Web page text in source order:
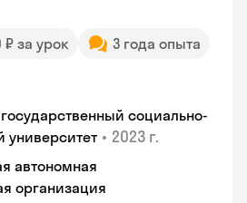
₽ за урок
3 года опыта
социально-
университет • 2023 г.
автономная
организация